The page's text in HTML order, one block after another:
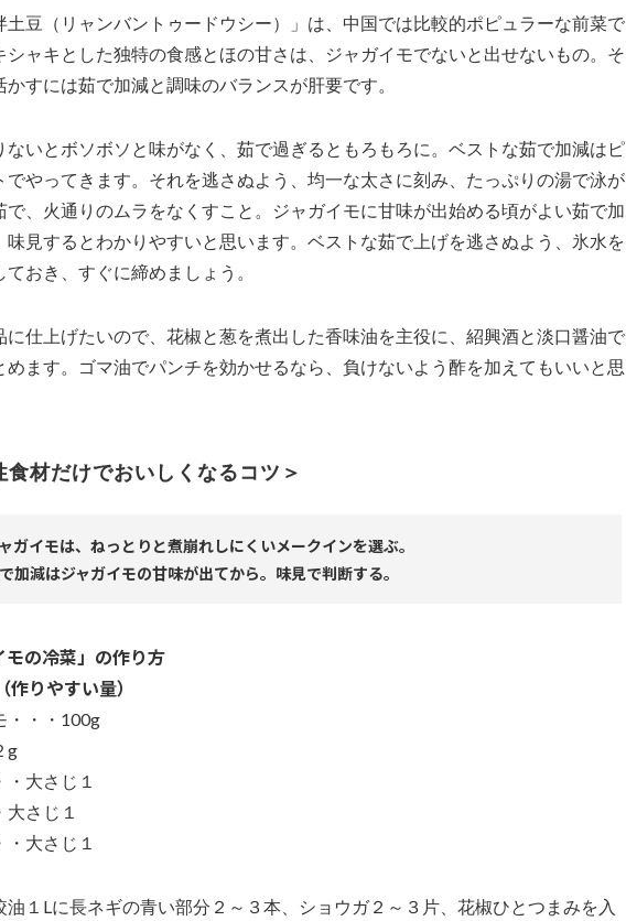
土豆（リャンバントゥードウシー）」は、中国では比較的ポピュラーな前菜で
シャキとした独特の食感とほの甘さは、ジャガイモでないと出せないもの。そ
かすには茹で加減と調味のバランスが肝要です。
ないとボソボソと味がなく、茹で過ぎるともろもろに。ベストな茹で加減はピ
でやってきます。それを逃さぬよう、均一な太さに刻み、たっぷりの湯で泳が
で、火通りのムラをなくすこと。ジャガイモに甘味が出始める頃がよい茹で加
味見するとわかりやすいと思います。ベストな茹で上げを逃さぬよう、氷水を
おき、すぐに締めましょう。
に仕上げたいので、花椒と葱を煮出した香味油を主役に、紹興酒と淡口醤油で
めます。ゴマ油でパンチを効かせるなら、負けないよう酢を加えてもいいと思
食材だけでおいしくなるコツ＞
ガイモは、ねっとりと煮崩れしにくいメークインを選ぶ。
加減はジャガイモの甘味が出てから。味見で判断する。
モの冷菜」の作り方
作りやすい量）
・・・100g
g
大さじ１
さじ１
大さじ１
１Lに長ネギの青い部分２～３本、ショウガ２～３片、花椒ひとつまみを入